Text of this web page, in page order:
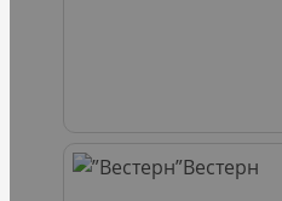
Вестерн